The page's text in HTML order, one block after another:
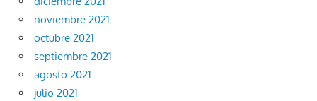
noviembre 2021
octubre 2021
septiembre 2021
agosto 2021
julio 2021